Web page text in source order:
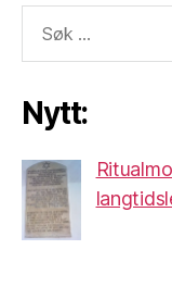
etter:
Nytt: